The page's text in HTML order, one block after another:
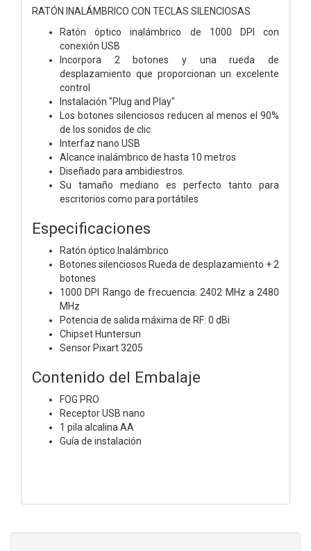
RATÓN INALÁMBRICO CON TECLAS SILENCIOSAS
Ratón óptico inalámbrico de 1000 DPI con
conexión USB
Incorpora 2 botones y una rueda de
desplazamiento que proporcionan un excelente
control
Instalación "Plug and Play"
Los botones silenciosos reducen al menos el 90%
de los sonidos de clic
Interfaz nano USB
Alcance inalámbrico de hasta 10 metros
Diseñado para ambidiestros.
Su tamaño mediano es perfecto tanto para
escritorios como para portátiles
Especificaciones
Ratón óptico Inalámbrico
Botones silenciosos Rueda de desplazamiento + 2
botones
1000 DPI Rango de frecuencia: 2402 MHz a 2480
MHz
Potencia de salida máxima de RF: 0 dBi
Chipset Huntersun
Sensor Pixart 3205
Contenido del Embalaje
FOG PRO
Receptor USB nano
1 pila alcalina AA
Guía de instalación